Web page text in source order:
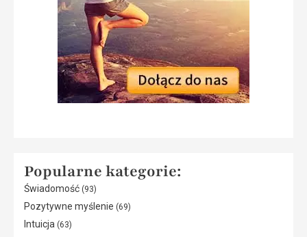
Popularne kategorie:
Świadomość (93)
Pozytywne myślenie (69)
Intuicja (63)